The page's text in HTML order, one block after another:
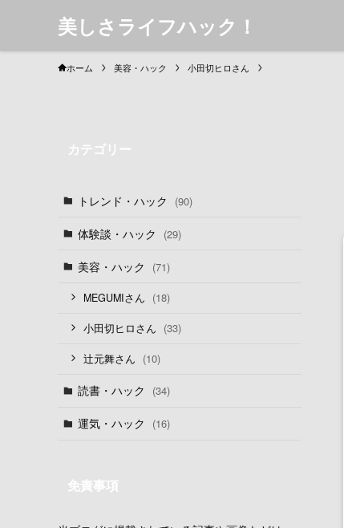
美しさライフハック！
ホーム 美容・ハック 小田切ヒロさん
カテゴリー
トレンド・ハック (90)
体験談・ハック (29)
美容・ハック (71)
MEGUMIさん (18)
小田切ヒロさん (33)
辻元舞さん (10)
読書・ハック (34)
運気・ハック (16)
免責事項